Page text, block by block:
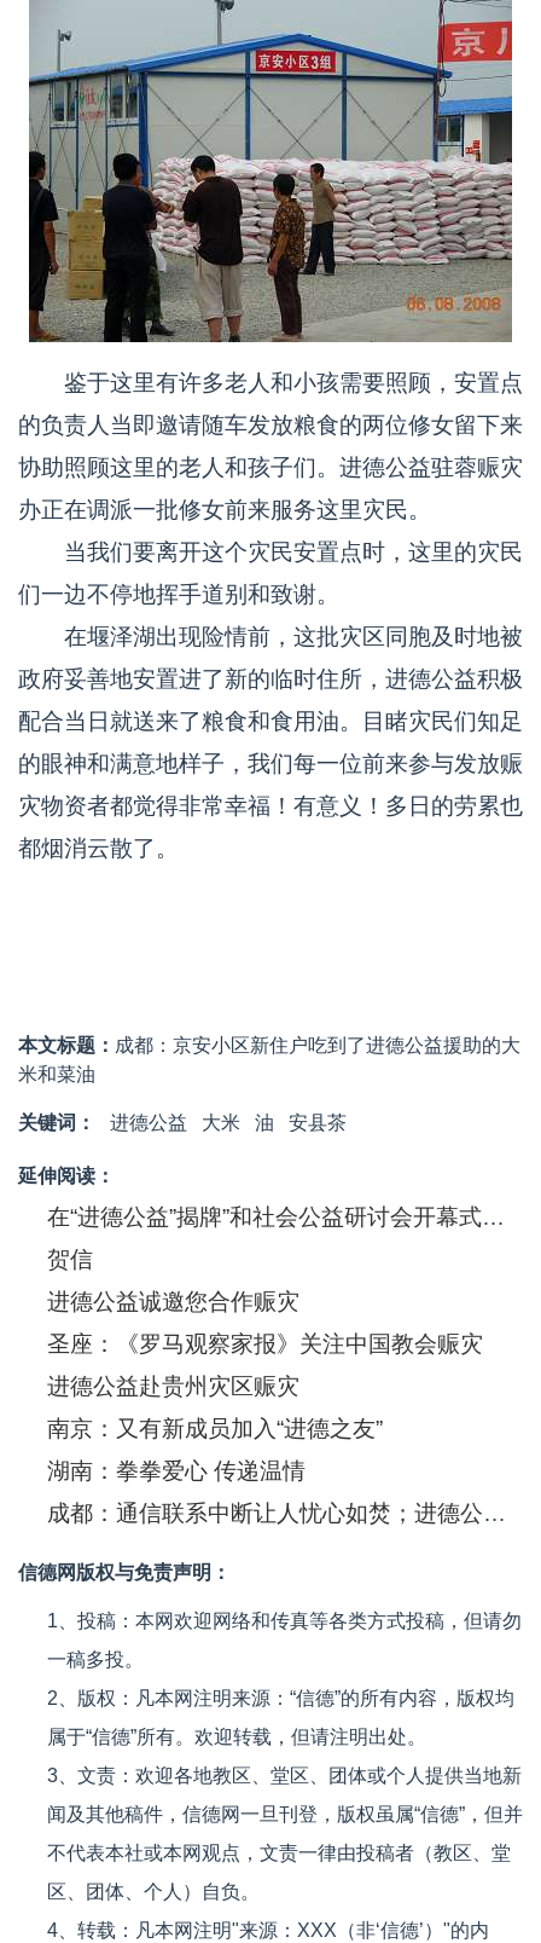
鉴于这里有许多老人和小孩需要照顾，安置点
的负责人当即邀请随车发放粮食的两位修女留下来
协助照顾这里的老人和孩子们。进德公益驻蓉赈灾
办正在调派一批修女前来服务这里灾民。
当我们要离开这个灾民安置点时，这里的灾民
们一边不停地挥手道别和致谢。
在堰泽湖出现险情前，这批灾区同胞及时地被
政府妥善地安置进了新的临时住所，进德公益积极
配合当日就送来了粮食和食用油。目睹灾民们知足
的眼神和满意地样子，我们每一位前来参与发放赈
灾物资者都觉得非常幸福！有意义！多日的劳累也
都烟消云散了。
本文标题： 成都：京安小区新住户吃到了进德公益援助的大
米和菜油
关键词： 进德公益 大米 油 安县茶
延伸阅读：
在“进德公益”揭牌”和社会公益研讨会开幕式及三个培训班开班式上的讲话
贺信
进德公益诚邀您合作赈灾
圣座：《罗马观察家报》关注中国教会赈灾
进德公益赴贵州灾区赈灾
南京：又有新成员加入“进德之友”
湖南：拳拳爱心 传递温情
成都：通信联系中断让人忧心如焚；进德公益着手抗震救灾准备工作
信德网版权与免责声明：
1、投稿：本网欢迎网络和传真等各类方式投稿，但请勿
一稿多投。
2、版权：凡本网注明来源：“信德”的所有内容，版权均
属于“信德”所有。欢迎转载，但请注明出处。
3、文责：欢迎各地教区、堂区、团体或个人提供当地新
闻及其他稿件，信德网一旦刊登，版权虽属“信德”，但并
不代表本社或本网观点，文责一律由投稿者（教区、堂
区、团体、个人）自负。
4、转载：凡本网注明"来源：XXX（非‘信德’）"的内